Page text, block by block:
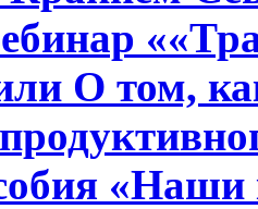
О том,